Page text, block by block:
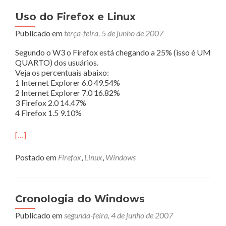
Uso do Firefox e Linux
Publicado em terça-feira, 5 de junho de 2007
Segundo o W3 o Firefox está chegando a 25% (isso é UM
QUARTO) dos usuários.
Veja os percentuais abaixo:
1 Internet Explorer 6.0 49.54%
2 Internet Explorer 7.0 16.82%
3 Firefox 2.0 14.47%
4 Firefox 1.5 9.10%
[…]
Postado em Firefox, Linux, Windows
Cronologia do Windows
Publicado emsegunda-feira, 4 de junho de 2007